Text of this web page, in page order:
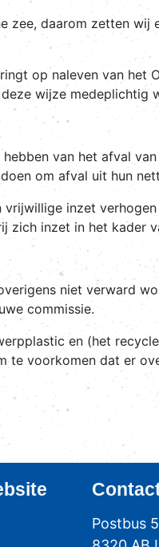
zee, daarom zetten
op naleven van het
wijze medeplichtig
van het afval
om afval uit hun
inzet
inzet in het kader
niet verward
commissie.
en (het
te voorkomen dat er
Postbus